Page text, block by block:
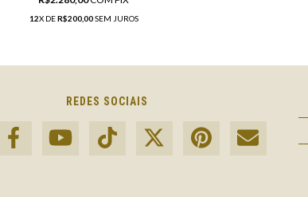
12X DER$200,00SEM JUROS
REDES SOCIAIS